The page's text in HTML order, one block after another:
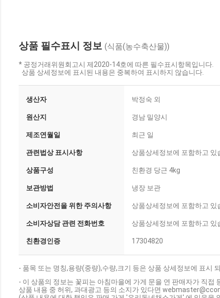
상품 필수표시 정보 (식품(농수축산물))
* 공정거래위원회고시 제2020-14호에 따른 필수표시항목입니다.
상품 상세정보에 표시된 내용은 중복하여 표시하지 않습니다.
생산자 박정숙 외
원산지 경남 밀양시
제조연월일 최근 일
관련법상 표시사항 상품상세정보에 포함하고 있
상품구성 친환경 당근 4kg
보관방법 냉장 보관
소비자안전을 위한 주의사항 상품상세정보에 포함하고 있
소비자상담 관련 전화번호 상품상세정보에 포함하고 있
친환경인증 17304820
- 품목 또는 명칭,용량(중량),수량,크기 등은 상품 상세정보에 표시
- 이 상품의 정보는 꽃피는 아침마을에 가게 문을 연 판매자가 직접
상품 내용 중 허위, 과대광고 등의 소지가 있다면